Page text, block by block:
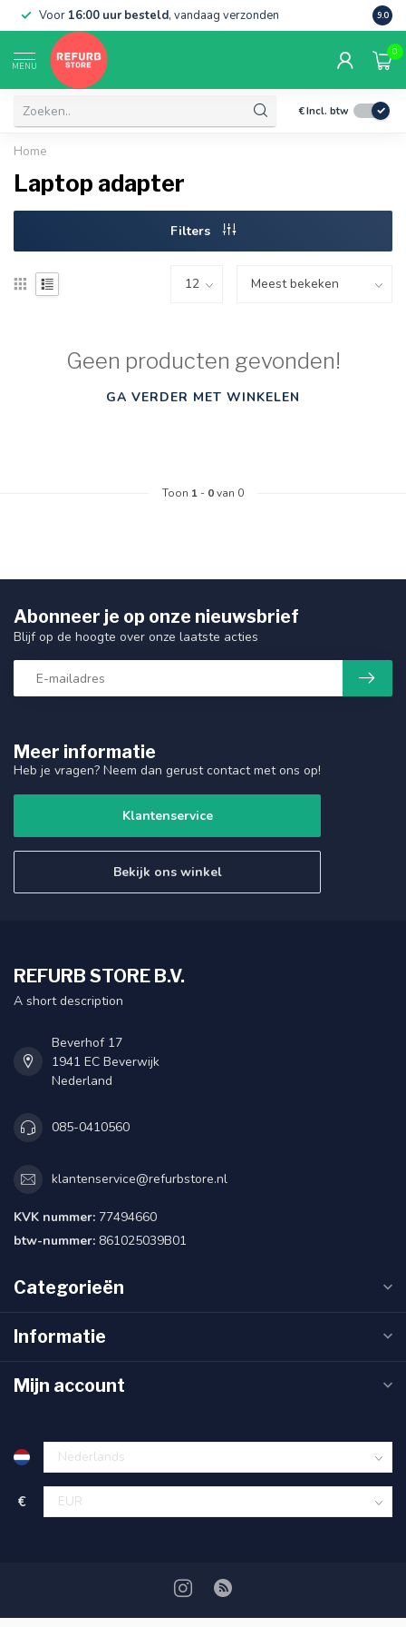
Voor 16:00 uur besteld, vandaag verzonden 9.0
MENU
0
€Incl. btw
Home
Laptop adapter
Filters
Geen producten gevonden!
GA VERDER MET WINKELEN
Toon 1 - 0van 0
Meer informatie
Heb je vragen? Neem dan gerust contact met ons op!
Klantenservice
Bekijk ons winkel
Abonneer je op onze nieuwsbrief
Blijf op de hoogte over onze laatste acties
REFURB STORE B.V.
A short description
Beverhof 17
1941 EC Beverwijk
Nederland
085-0410560
klantenservice@refurbstore.nl
KVK nummer: 77494660
btw-nummer: 861025039B01
Categorieën
Informatie
Mijn account
€